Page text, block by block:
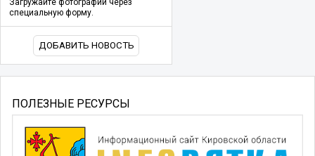
Загружайте фотографии через
специальную форму.
ДОБАВИТЬ НОВОСТЬ
ПОЛЕЗНЫЕ РЕСУРСЫ